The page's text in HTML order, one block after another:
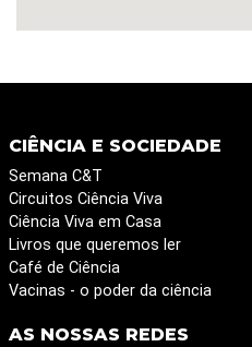
CIÊNCIA E SOCIEDADE
Semana C&T
Circuitos Ciência Viva
Ciência Viva em Casa
Livros que queremos ler
Café de Ciência
Vacinas - o poder da ciência
AS NOSSAS REDES